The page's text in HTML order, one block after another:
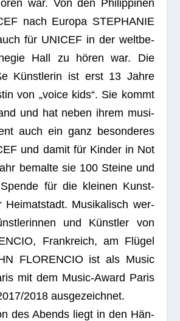
war. Von den Phil­ip­pi­nen
nach Europa STEPHANIE
für UNICEF in der welt­be­
Hall zu hören war. Die
Künst­le­rin ist erst 13 Jahre
von „voice kids“. Sie kommt
und hat neben ihrem musi­
auch ein ganz beson­de­res
und damit für Kin­der in Not
bemalte sie 100 Steine und
für die klei­nen Kunst­
Hei­mat­stadt. Musi­ka­lisch wer­
und Künst­ler von
Frank­reich, am Flü­gel
FLORENCIO ist als Music
mit dem Music-Award Paris
2018 ausgezeichnet.
des Abends liegt in den Hän­